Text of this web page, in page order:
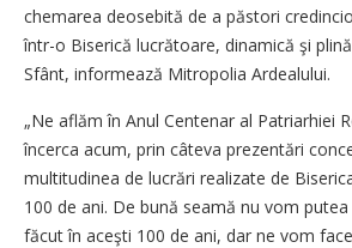
chemarea deosebită de a păstori
într-o Biserică lucrătoare, dinamică şi
Sfânt, informează Mitropolia Ardealului.
„Ne aflăm în Anul Centenar al Patriarhiei
încerca acum, prin câteva prezentări
multitudinea de lucrări realizate de
100 de ani. De bună seamă nu vom
făcut în aceşti 100 de ani, dar ne vom